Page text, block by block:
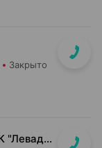
Закрыто
ул. Нововиленская, д. 31, пом. 348 (ЖК "Левада")